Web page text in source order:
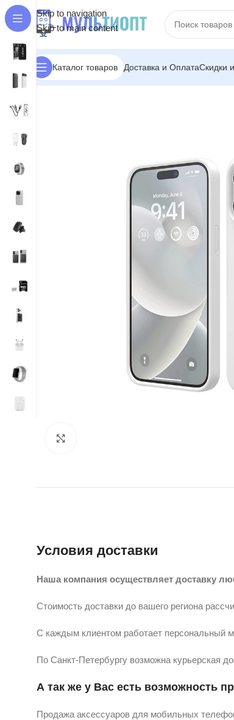
Skip to navigation
Skip to main content
Каталог товаров Доставка и ОплатаСкидки
Условия доставки
Наша компания осуществляет доставку
Стоимость доставки до вашего региона
С каждым клиентом работает персональный
По Санкт-Петербургу возможна курьерская
А так же у Вас есть возможность
Продажа аксессуаров для мобильных